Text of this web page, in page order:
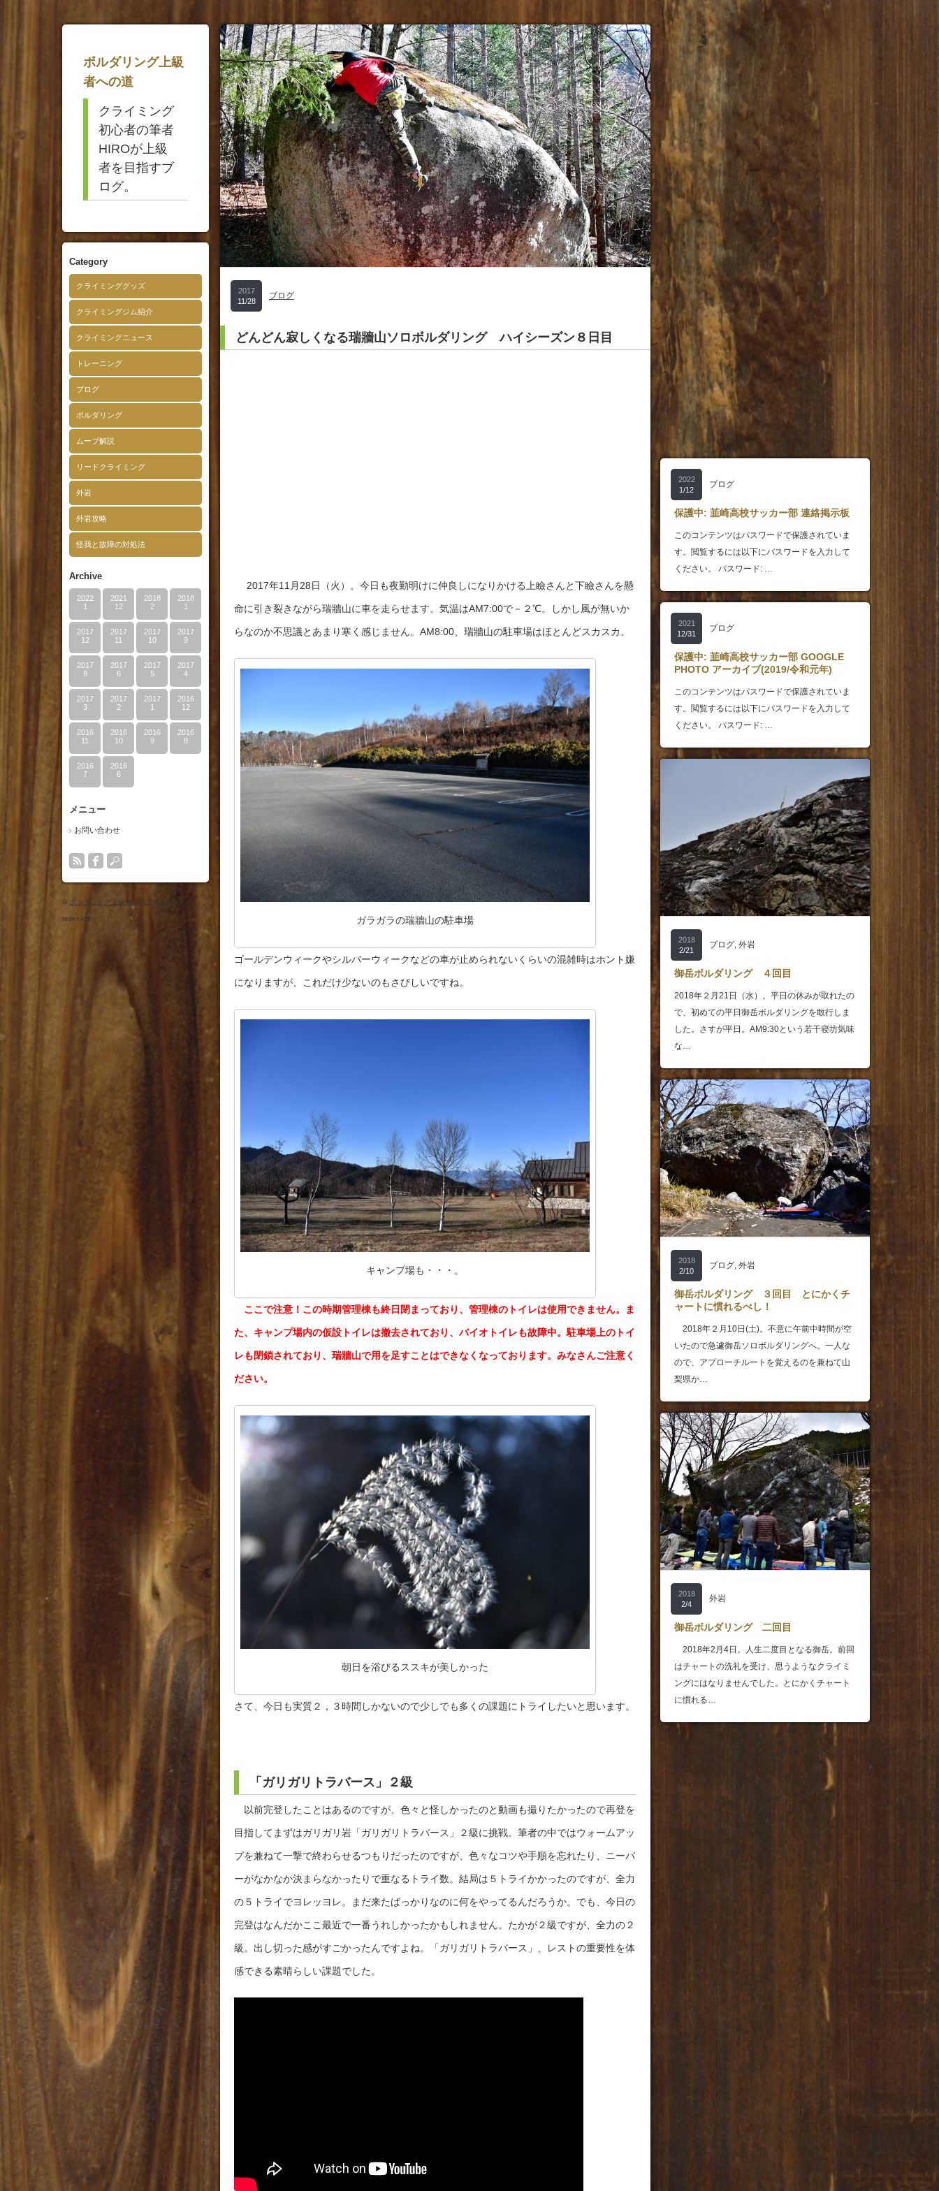
ボルダリング上級
者への道
クライミング
初心者の筆者
HIROが上級
者を目指すブ
ログ。
Category
クライミンググッズ
クライミングジム紹介
クライミングニュース
トレーニング
ブログ
ボルダリング
ムーブ解説
リードクライミング
外岩
外岩攻略
怪我と故障の対処法
Archive
2022
1
2021
12
2018
2
2018
1
2017
12
2017
11
2017
10
2017
9
2017
8
2017
6
2017
5
2017
4
2017
3
2017
2
2017
1
2016
12
2016
11
2016
10
2016
9
2016
8
2016
7
2016
6
メニュー
お問い合わせ
© ボルダリング上級者への道 All rights
reserved.
2017
11/28
ブログ
どんどん寂しくなる瑞牆山ソロボルダリング ハイシーズン８日目
2017年11月28日（火）。今日も夜勤明けに仲良しになりかける上瞼さんと下瞼さんを懸
命に引き裂きながら瑞牆山に車を走らせます。気温はAM7:00で－２℃。しかし風が無いか
らなのか不思議とあまり寒く感じません。AM8:00、瑞牆山の駐車場はほとんどスカスカ。
ガラガラの瑞牆山の駐車場
ゴールデンウィークやシルバーウィークなどの車が止められないくらいの混雑時はホント嫌
になりますが、これだけ少ないのもさびしいですね。
キャンプ場も・・・。
ここで注意！この時期管理棟も終日閉まっており、管理棟のトイレは使用できません。ま
た、キャンプ場内の仮設トイレは撤去されており、バイオトイレも故障中。駐車場上のトイ
レも閉鎖されており、瑞牆山で用を足すことはできなくなっております。みなさんご注意く
ださい。
朝日を浴びるススキが美しかった
さて、今日も実質２，３時間しかないので少しでも多くの課題にトライしたいと思います。
「ガリガリトラバース」２級
以前完登したことはあるのですが、色々と怪しかったのと動画も撮りたかったので再登を
目指してまずはガリガリ岩「ガリガリトラバース」２級に挑戦。筆者の中ではウォームアッ
プを兼ねて一撃で終わらせるつもりだったのですが、色々なコツや手順を忘れたり、ニーバ
ーがなかなか決まらなかったりで重なるトライ数。結局は５トライかかったのですが、全力
の５トライでヨレッヨレ。まだ来たばっかりなのに何をやってるんだろうか。でも、今日の
完登はなんだかここ最近で一番うれしかったかもしれません。たかが２級ですが、全力の２
級。出し切った感がすごかったんですよね。「ガリガリトラバース」、レストの重要性を体
感できる素晴らしい課題でした。
2022
1/12
ブログ
保護中: 韮崎高校サッカー部 連絡掲示板
このコンテンツはパスワードで保護されていま
す。閲覧するには以下にパスワードを入力して
ください。 パスワード: …
2021
12/31
ブログ
保護中: 韮崎高校サッカー部 GOOGLE
PHOTO アーカイブ(2019/令和元年)
このコンテンツはパスワードで保護されていま
す。閲覧するには以下にパスワードを入力して
ください。 パスワード: …
2018
2/21
ブログ, 外岩
御岳ボルダリング ４回目
2018年２月21日（水）。平日の休みが取れたの
で、初めての平日御岳ボルダリングを敢行しま
した。さすが平日。AM9:30という若干寝坊気味
な…
2018
2/10
ブログ, 外岩
御岳ボルダリング ３回目 とにかくチ
ャートに慣れるべし！
2018年２月10日(土)。不意に午前中時間が空
いたので急遽御岳ソロボルダリングへ。一人な
ので、アプローチルートを覚えるのを兼ねて山
梨県か…
2018
2/4
外岩
御岳ボルダリング 二回目
2018年2月4日。人生二度目となる御岳。前回
はチャートの洗礼を受け、思うようなクライミ
ングにはなりませんでした。とにかくチャート
に慣れる…